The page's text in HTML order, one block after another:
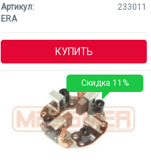
Артикул:
233011
ERA
КУПИТЬ
Скидка 11%